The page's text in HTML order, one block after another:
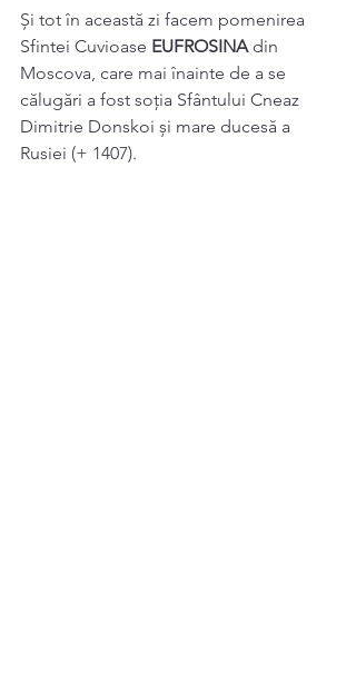
Și tot în această zi facem pomenirea
Sfintei Cuvioase EUFROSINA din
Moscova, care mai înainte de a se
călugări a fost soţia Sfântului Cneaz
Dimitrie Donskoi și mare ducesă a
Rusiei (+ 1407).